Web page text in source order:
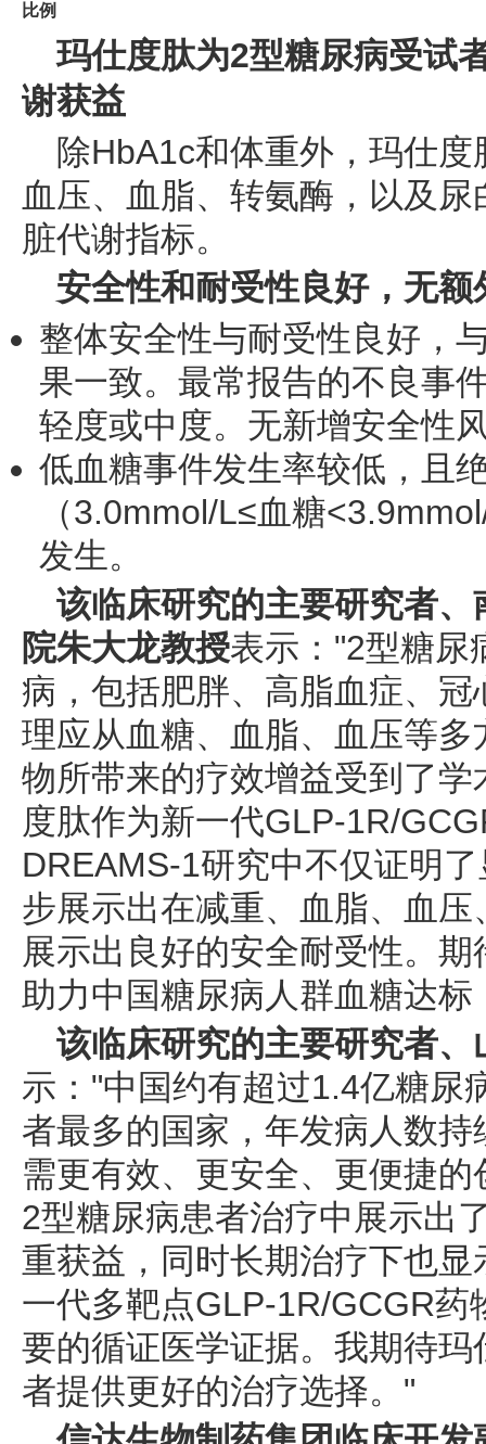
比例
玛仕度肽为2型糖尿病受试
谢获益
除HbA1c和体重外，玛仕
血压、血脂、转氨酶，以及
脏代谢指标。
安全性和耐受性良好，无额
整体安全性与耐受性良好，
果一致。最常报告的不良事
轻度或中度。无新增安全性
低血糖事件发生率较低，且
（3.0mmol/L≤血糖
发生。
该临床研究的主要研究者
院朱大龙教授表示："2型糖尿
病，包括肥胖、高脂血症、
理应从血糖、血脂、血压等
物所带来的疗效增益受到了
度肽作为新一代GLP-1R/
DREAMS-1研究中不仅证明
步展示出在减重、血脂、血
展示出良好的安全耐受性。
助力中国糖尿病人群血糖达
该临床研究的主要研究者
示："中国约有超过1.4亿糖尿
者最多的国家，年发病人数
需更有效、更安全、更便捷
2型糖尿病患者治疗中展示出
重获益，同时长期治疗下也
一代多靶点GLP-1R/GCGR
要的循证医学证据。我期待
者提供更好的治疗选择。"